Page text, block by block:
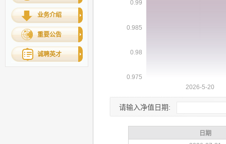
业务介绍
重要公告
诚聘英才
请输入净值日期: